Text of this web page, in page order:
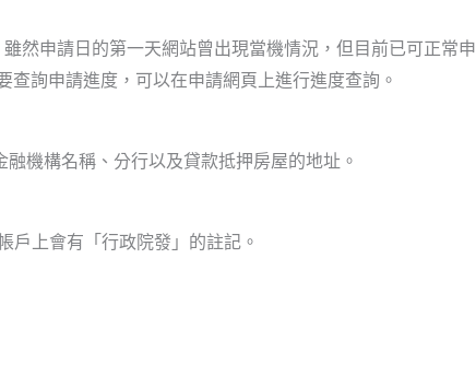
然申請日的第一天網站曾出現當機情況，但目前已可正常申
詢申請進度，可以在申請網頁上進行進度查詢。
機構名稱、分行以及貸款抵押房屋的地址。
戶上會有「行政院發」的註記。